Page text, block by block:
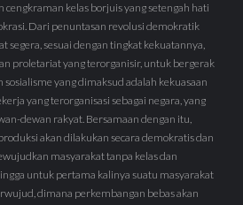
cengkraman kelas borjuis yang setengah hati
Dari penuntasan revolusi demokratik
segera, sesuai dengan tingkat kekuatannya,
proletariat yang terorganisir, untuk bergerak
sosialisme yang dimaksud adalah kekuasaan
yang terorganisasi sebagai negara, yang
dewan rakyat. Bersamaan dengan itu,
akan dilakukan secara demokratis dan
masyarakat tanpa kelas dan
untuk pertama kalinya suatu masyarakat
dimana perkembangan bebas akan